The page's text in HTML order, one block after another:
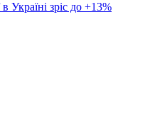
Україні зріс до +13%